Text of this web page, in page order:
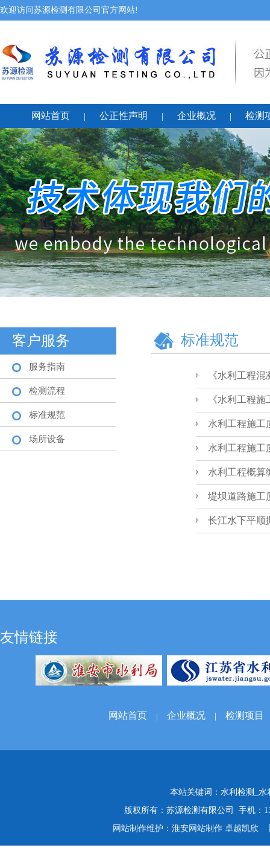
欢迎访问苏源检测有限公司官方网站!
网站首页 公正性声明 企业概况 检测
客户服务
服务指南
检测流程
标准规范
场所设备
标准规范
《水利工程
《水利工程
水利工程施工
水利工程施工
水利工程概算
堤坝道路施工
长江水下平顺
友情链接
网站首页 企业概况 检测项目
本站关键词： 水利检测
水
版权所有：苏源检测有限公司 手机：
网站制作维护： 淮安网站制作 卓越凯欣